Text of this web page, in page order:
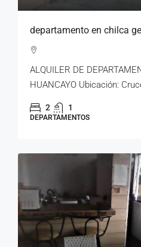
departamento en chilca
ALQUILER DE
HUANCAYO Ubicación:
2 1
DEPARTAMENTOS